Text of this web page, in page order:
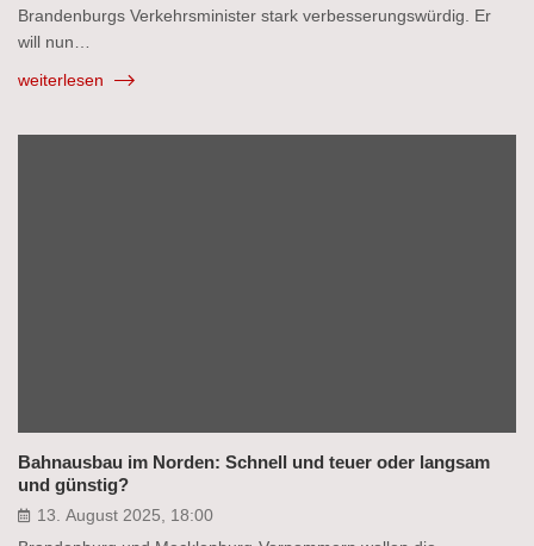
Brandenburgs Verkehrsminister stark verbesserungswürdig. Er
will nun…
weiterlesen
Bahnausbau im Norden: Schnell und teuer oder langsam
und günstig?
13. August 2025, 18:00